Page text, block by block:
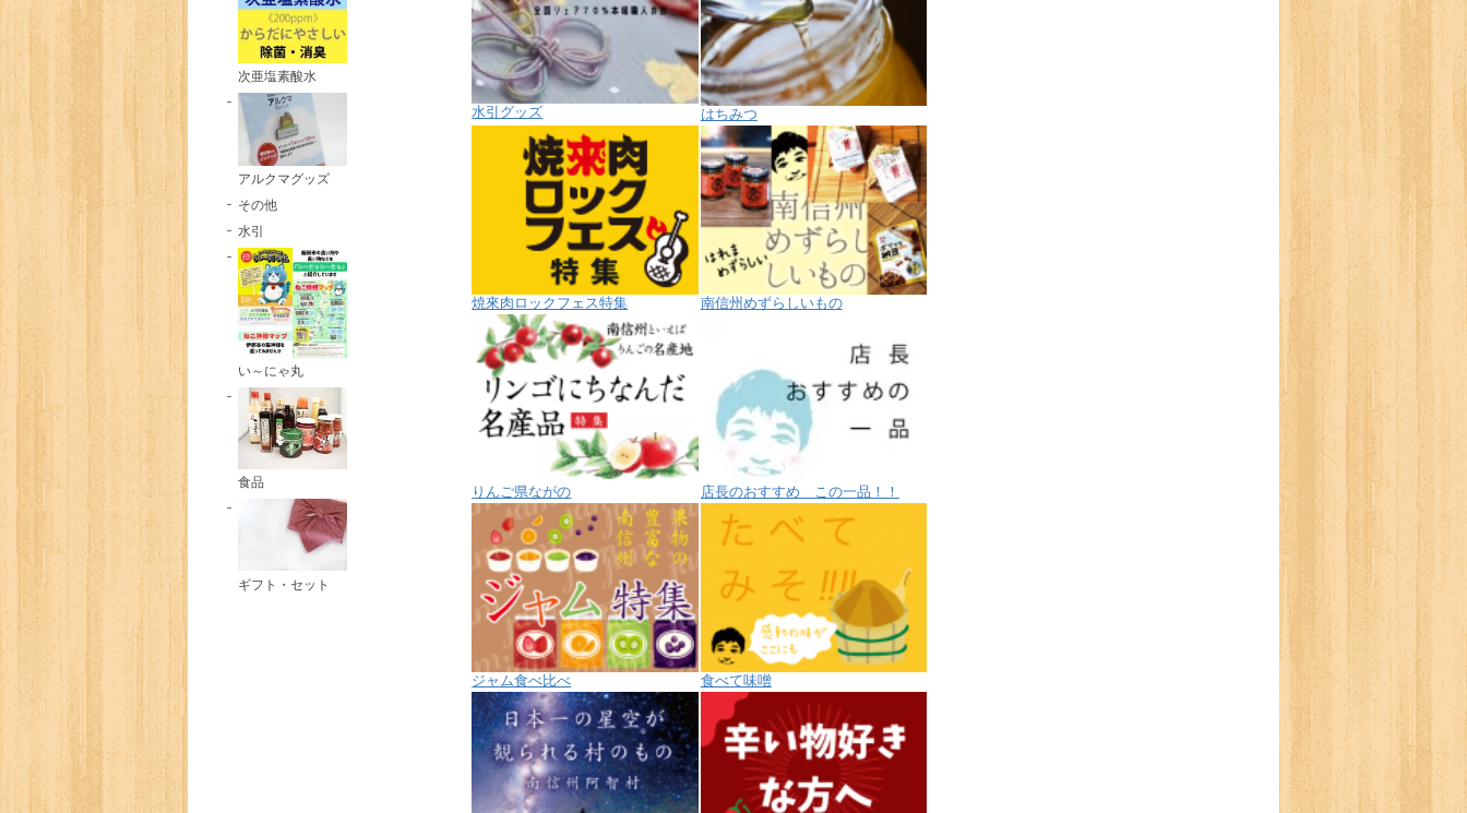
次亜塩素酸水
アルクマグッズ
その他
水引
い～にゃ丸
食品
ギフト・セット
水引グッズ はちみつ
焼來肉ロックフェス特集 南信州めずらしいもの
りんご県ながの 店長のおすすめ この一品！！
ジャム食べ比べ 食べて味噌